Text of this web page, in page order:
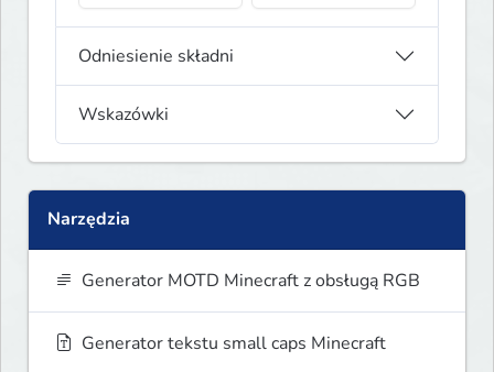
Odniesienie składni
Wskazówki
Narzędzia
Generator MOTD Minecraft z obsługą RGB
Generator tekstu small caps Minecraft